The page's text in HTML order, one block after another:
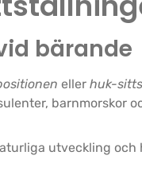
bärande
eller huk-
barnmorskor
utveckling